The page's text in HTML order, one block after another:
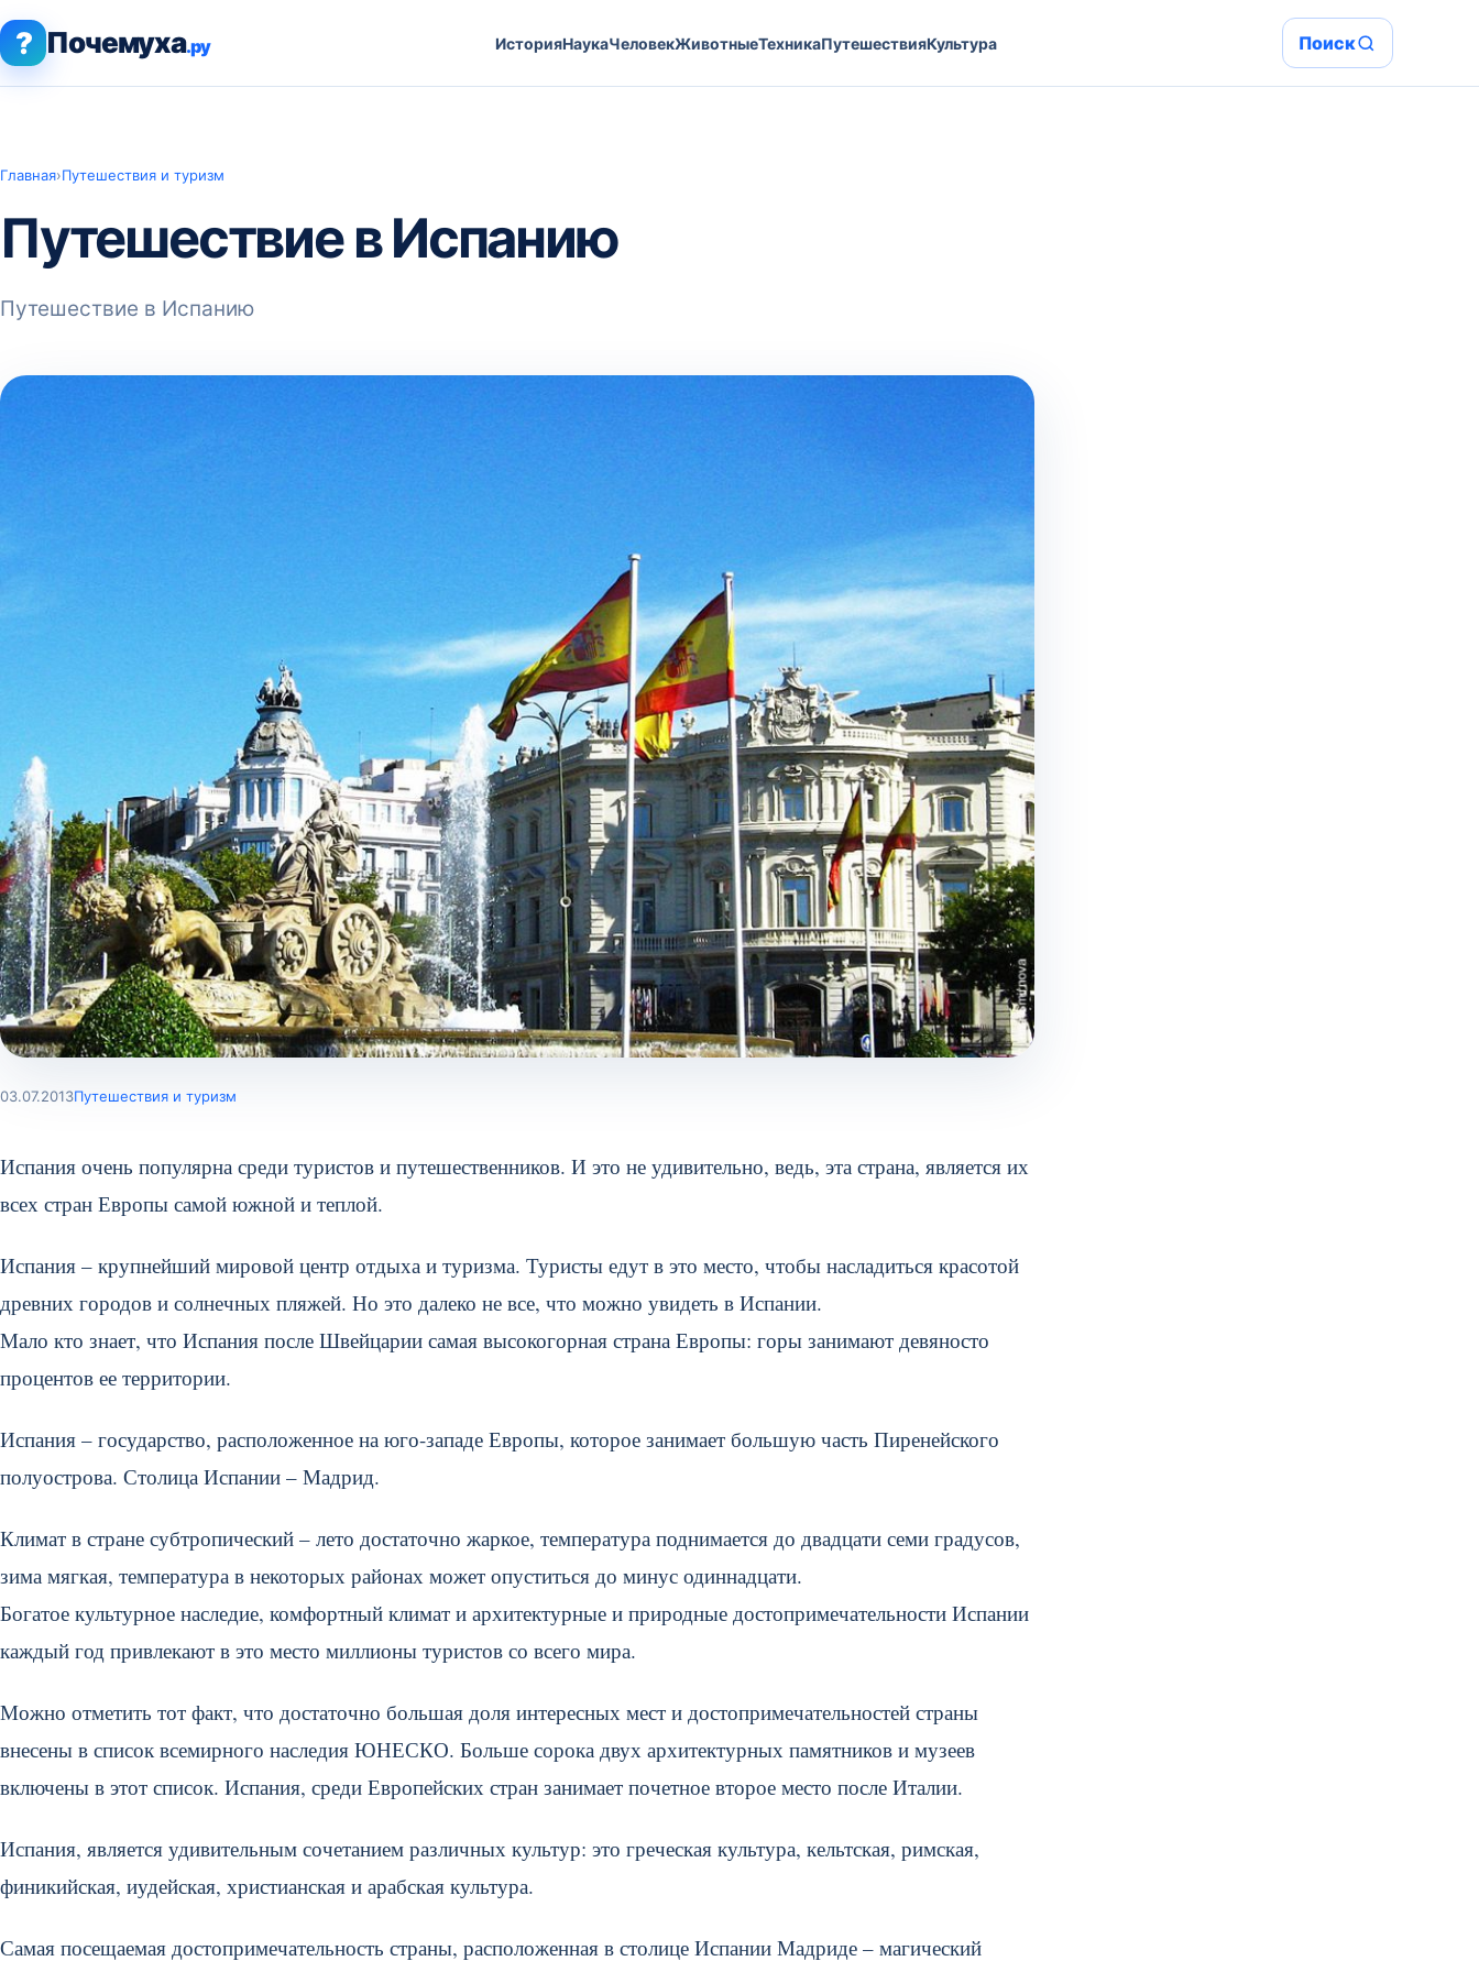
? Почемуха.ру ИсторияНаукаЧеловекЖивотныеТехникаПутешествияКультура Поиск
Главная›Путешествия и туризм
Путешествие в Испанию
Путешествие в Испанию
03.07.2013Путешествия и туризм
Испания очень популярна среди туристов и путешественников. И это не удивительно, ведь, эта страна, является их
всех стран Европы самой южной и теплой.
Испания – крупнейший мировой центр отдыха и туризма. Туристы едут в это место, чтобы насладиться красотой
древних городов и солнечных пляжей. Но это далеко не все, что можно увидеть в Испании.
Мало кто знает, что Испания после Швейцарии самая высокогорная страна Европы: горы занимают девяносто
процентов ее территории.
Испания – государство, расположенное на юго-западе Европы, которое занимает большую часть Пиренейского
полуострова. Столица Испании – Мадрид.
Климат в стране субтропический – лето достаточно жаркое, температура поднимается до двадцати семи градусов,
зима мягкая, температура в некоторых районах может опуститься до минус одиннадцати.
Богатое культурное наследие, комфортный климат и архитектурные и природные достопримечательности Испании
каждый год привлекают в это место миллионы туристов со всего мира.
Можно отметить тот факт, что достаточно большая доля интересных мест и достопримечательностей страны
внесены в список всемирного наследия ЮНЕСКО. Больше сорока двух архитектурных памятников и музеев
включены в этот список. Испания, среди Европейских стран занимает почетное второе место после Италии.
Испания, является удивительным сочетанием различных культур: это греческая культура, кельтская, римская,
финикийская, иудейская, христианская и арабская культура.
Самая посещаемая достопримечательность страны, расположенная в столице Испании Мадриде – магический